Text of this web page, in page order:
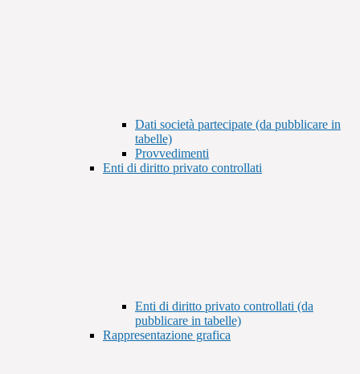
Dati società partecipate (da pubblicare in
tabelle)
Provvedimenti
Enti di diritto privato controllati
Enti di diritto privato controllati (da
pubblicare in tabelle)
Rappresentazione grafica